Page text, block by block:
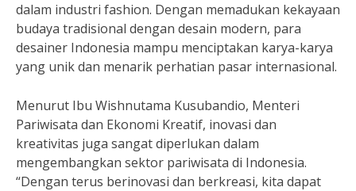
dalam industri fashion. Dengan memadukan kekayaan
budaya tradisional dengan desain modern, para
desainer Indonesia mampu menciptakan karya-karya
yang unik dan menarik perhatian pasar internasional.
Menurut Ibu Wishnutama Kusubandio, Menteri
Pariwisata dan Ekonomi Kreatif, inovasi dan
kreativitas juga sangat diperlukan dalam
mengembangkan sektor pariwisata di Indonesia.
“Dengan terus berinovasi dan berkreasi, kita dapat